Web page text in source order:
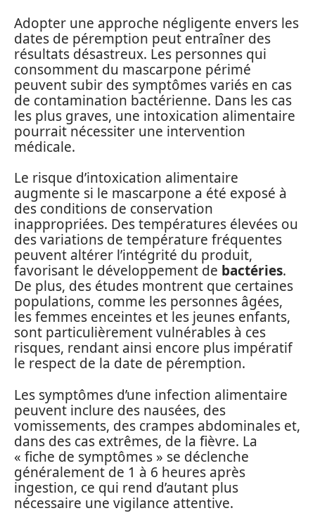
Adopter une approche négligente envers les
dates de péremption peut entraîner des
résultats désastreux. Les personnes qui
consomment du mascarpone périmé
peuvent subir des symptômes variés en cas
de contamination bactérienne. Dans les cas
les plus graves, une intoxication alimentaire
pourrait nécessiter une intervention
médicale.
Le risque d’intoxication alimentaire
augmente si le mascarpone a été exposé à
des conditions de conservation
inappropriées. Des températures élevées ou
des variations de température fréquentes
peuvent altérer l’intégrité du produit,
favorisant le développement de bactéries.
De plus, des études montrent que certaines
populations, comme les personnes âgées,
les femmes enceintes et les jeunes enfants,
sont particulièrement vulnérables à ces
risques, rendant ainsi encore plus impératif
le respect de la date de péremption.
Les symptômes d’une infection alimentaire
peuvent inclure des nausées, des
vomissements, des crampes abdominales et,
dans des cas extrêmes, de la fièvre. La
« fiche de symptômes » se déclenche
généralement de 1 à 6 heures après
ingestion, ce qui rend d’autant plus
nécessaire une vigilance attentive.